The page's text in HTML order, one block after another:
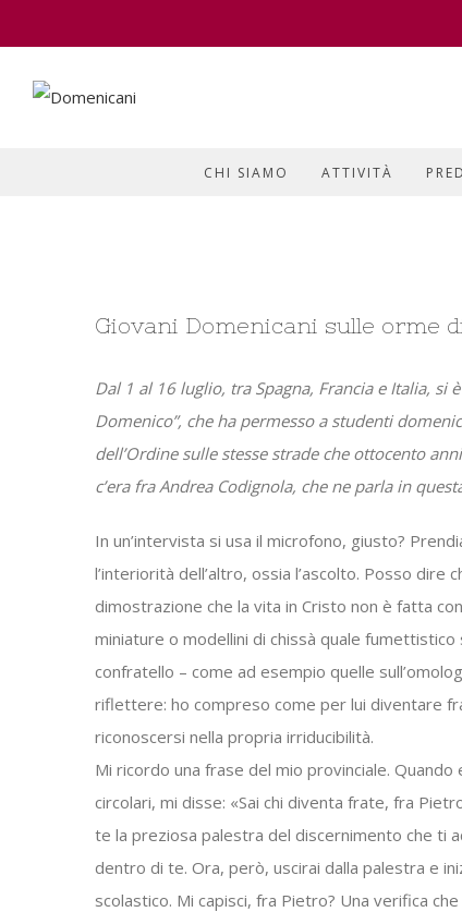
CHI SIAMO ATTIVITÀ
Larger
Giovani Domenicani sulle orme
Dal 1 al 16 luglio, tra Spagna, Francia e Italia,
Domenico”, che ha permesso a studenti
dell’Ordine sulle stesse strade che ottocento
c’era fra Andrea Codignola, che ne parla in
In un’intervista si usa il microfono, giusto?
l’interiorità dell’altro, ossia l’ascolto. Posso dire
dimostrazione che la vita in Cristo non è fatta
miniature o modellini di chissà quale
confratello – come ad esempio quelle
riflettere: ho compreso come per lui diventare
riconoscersi nella propria irriducibilità.
Mi ricordo una frase del mio provinciale.
circolari, mi disse: «Sai chi diventa frate, fra
te la preziosa palestra del discernimento che ti
dentro di te. Ora, però, uscirai dalla palestra e
scolastico. Mi capisci, fra Pietro? Una verifica